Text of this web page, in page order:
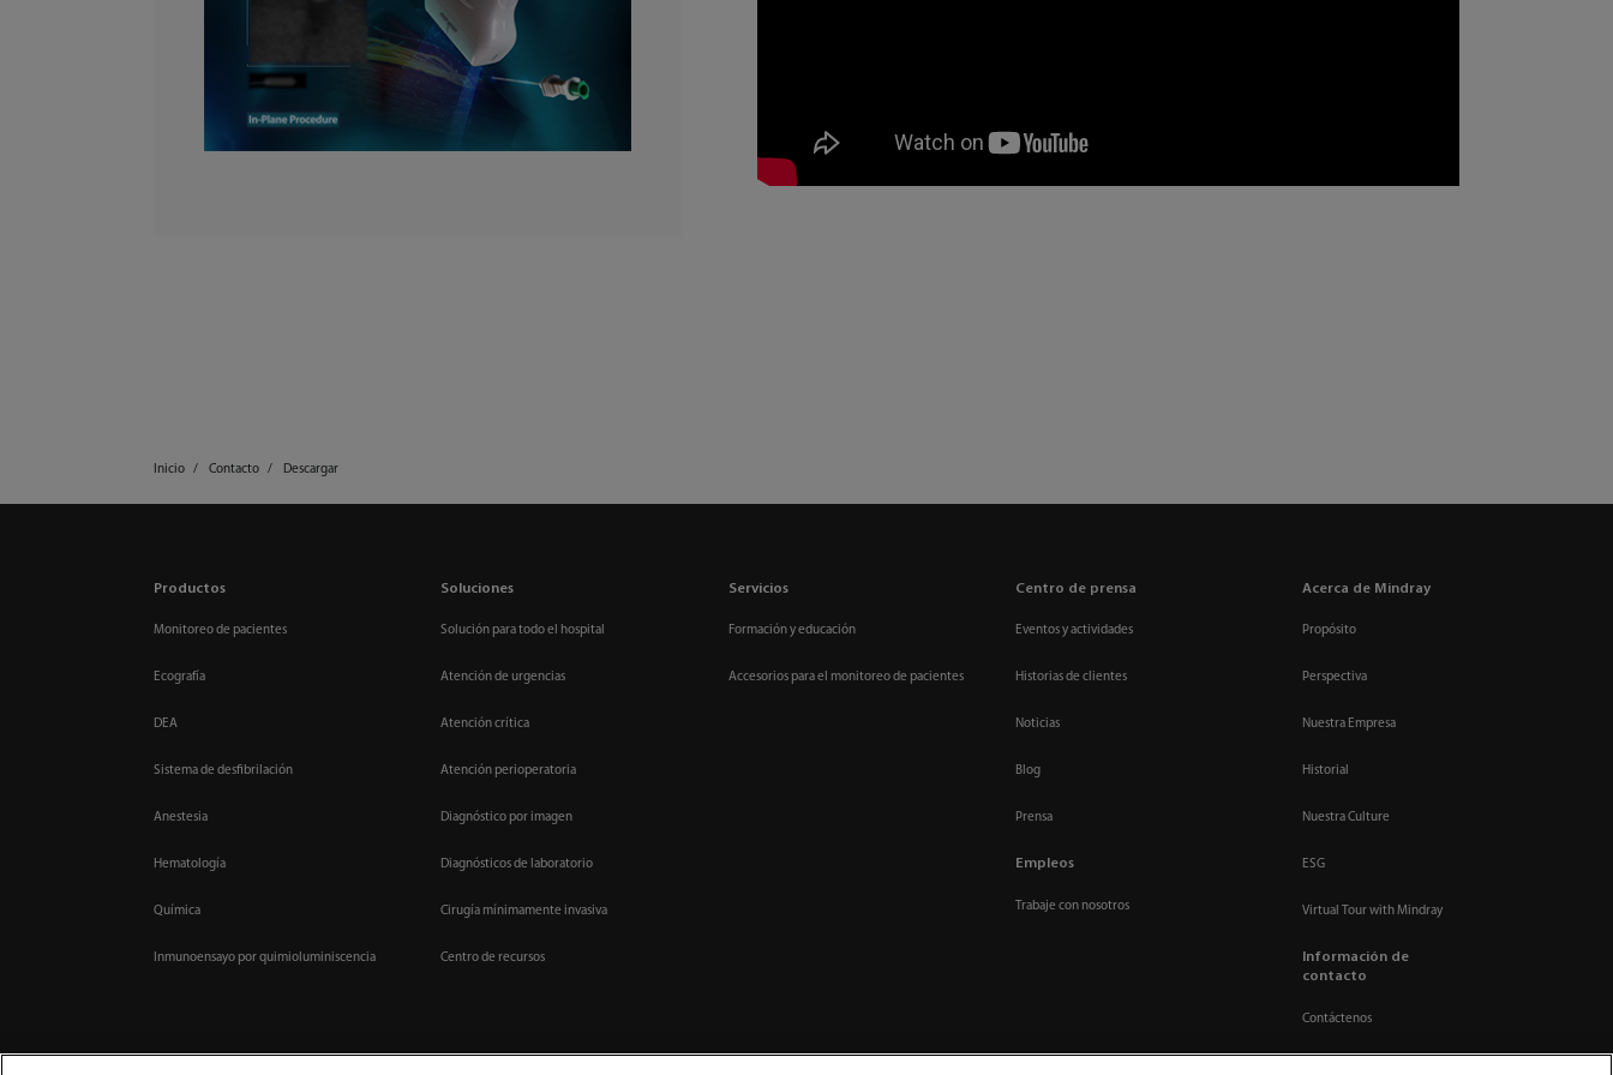
Inicio Contacto Descargar
Productos
Monitoreo de pacientes
Ecografía
DEA
Sistema de desfibrilación
Anestesia
Hematología
Química
Inmunoensayo por quimioluminiscencia
Soluciones
Solución para todo el hospital
Atención de urgencias
Atención crítica
Atención perioperatoria
Diagnóstico por imagen
Diagnósticos de laboratorio
Cirugía mínimamente invasiva
Centro de recursos
Servicios
Formación y educación
Accesorios para el monitoreo de pacientes
Centro de prensa
Eventos y actividades
Historias de clientes
Noticias
Blog
Prensa
Empleos
Trabaje con nosotros
Acerca de Mindray
Propósito
Perspectiva
Nuestra Empresa
Historial
Nuestra Culture
ESG
Virtual Tour with Mindray
Información de
contacto
Contáctenos